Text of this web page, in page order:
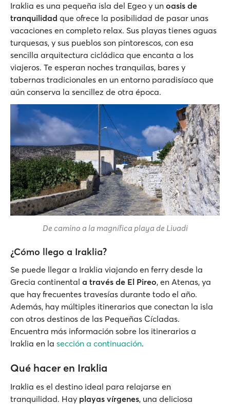
Iraklia es una pequeña isla del Egeo y un oasis de
tranquilidad que ofrece la posibilidad de pasar unas
vacaciones en completo relax. Sus playas tienes aguas
turquesas, y sus pueblos son pintorescos, con esa
sencilla arquitectura cicládica que encanta a los
viajeros. Te esperan noches tranquilas, bares y
tabernas tradicionales en un entorno paradisíaco que
aún conserva la sencillez de otra época.
De camino a la magnífica playa de Livadi
¿Cómo llego a Iraklia?
Se puede llegar a Iraklia viajando en ferry desde la
Grecia continental a través de El Pireo, en Atenas, ya
que hay frecuentes travesías durante todo el año.
Además, hay múltiples itinerarios que conectan la isla
con otros destinos de las Pequeñas Cícladas.
Encuentra más información sobre los itinerarios a
Iraklia en la sección a continuación.
Qué hacer en Iraklia
Iraklia es el destino ideal para relajarse en
tranquilidad. Hay playas vírgenes, una deliciosa